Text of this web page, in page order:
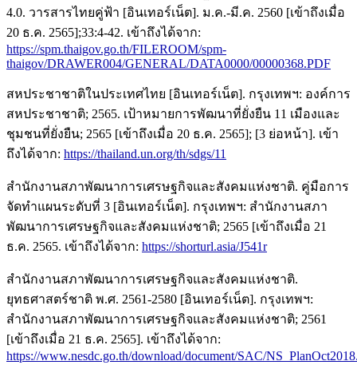
4.0. วารสารไทยคู่ฟ้า [อินเทอร์เน็ต]. ม.ค.-มี.ค. 2560 [เข้าถึงเมื่อ
20 ธ.ค. 2565];33:4-42. เข้าถึงได้จาก:
https://spm.thaigov.go.th/FILEROOM/spm-
thaigov/DRAWER004/GENERAL/DATA0000/00000368.PDF
สหประชาชาติในประเทศไทย [อินเทอร์เน็ต]. กรุงเทพฯ: องค์การ
สหประชาชาติ; 2565. เป้าหมายการพัฒนาที่ยั่งยืน 11 เมืองและ
ชุมชนที่ยั่งยืน; 2565 [เข้าถึงเมื่อ 20 ธ.ค. 2565]; [3 ย่อหน้า]. เข้า
ถึงได้จาก: https://thailand.un.org/th/sdgs/11
สำนักงานสภาพัฒนาการเศรษฐกิจและสังคมแห่งชาติ. คู่มือการ
จัดทำแผนระดับที่ 3 [อินเทอร์เน็ต]. กรุงเทพฯ: สำนักงานสภา
พัฒนาการเศรษฐกิจและสังคมแห่งชาติ; 2565 [เข้าถึงเมื่อ 21
ธ.ค. 2565. เข้าถึงได้จาก: https://shorturl.asia/J541r
สำนักงานสภาพัฒนาการเศรษฐกิจและสังคมแห่งชาติ.
ยุทธศาสตร์ชาติ พ.ศ. 2561-2580 [อินเทอร์เน็ต]. กรุงเทพฯ:
สำนักงานสภาพัฒนาการเศรษฐกิจและสังคมแห่งชาติ; 2561
[เข้าถึงเมื่อ 21 ธ.ค. 2565]. เข้าถึงได้จาก:
https://www.nesdc.go.th/download/document/SAC/